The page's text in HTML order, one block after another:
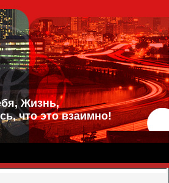
Жизнь,
что это взаимно!